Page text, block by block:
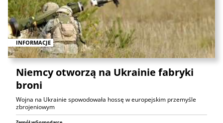
INFORMACJE
Niemcy otworzą na Ukrainie fabryki
broni
Wojna na Ukrainie spowodowała hossę w europejskim przemyśle
zbrojeniowym